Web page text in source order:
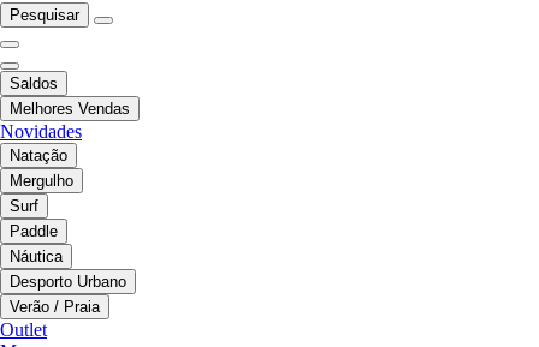
Pesquisar
Saldos
Melhores Vendas
Novidades
Natação
Mergulho
Surf
Paddle
Náutica
Desporto Urbano
Verão / Praia
Outlet